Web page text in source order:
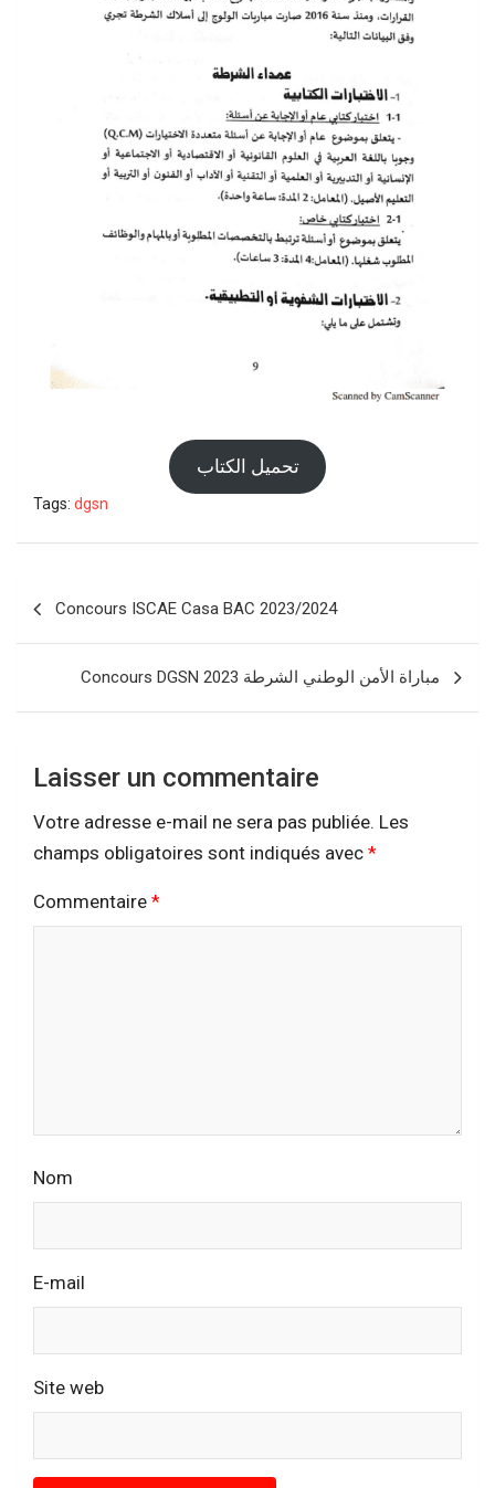
تحميل الكتاب
Tags: dgsn
l’article
Concours ISCAE Casa BAC 2023/2024
Concours DGSN مباراة الأمن الوطني الشرطة 2023
Laisser un commentaire
Votre adresse e-mail ne sera pas publiée. Les
champs obligatoires sont indiqués avec *
Commentaire *
Nom
E-mail
Site web